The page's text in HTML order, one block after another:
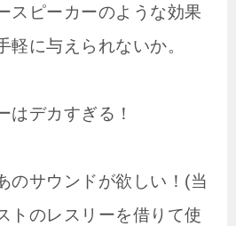
スピーカーのような効果
軽に与えられないか。
はデカすぎる！
のサウンドが欲しい！(当
トのレスリーを借りて使